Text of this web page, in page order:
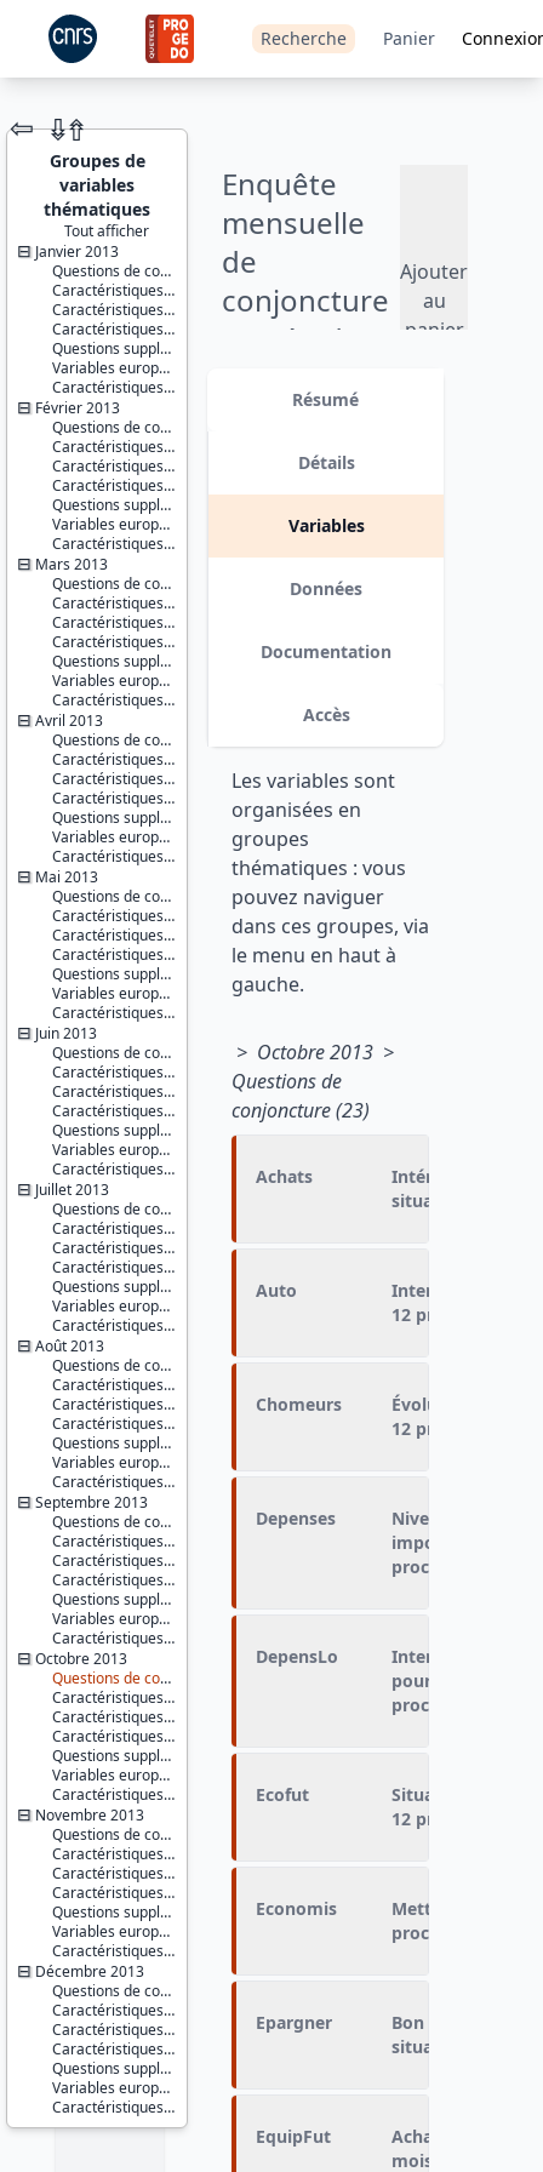
Recherche Panier
JEU DE
DONNÉES
Enquête
mensuelle
de
conjoncture
auprès des
Ajouter
au
panier
Version 2 : mise à jour des fichiers
de données pour les mois où la
plate-forme porte sur le logement
⇦ ⇮⇮
Groupes de
variables
thématiques
Tout afficher
Janvier 2013
Questions de conjoncture
Caractéristiques du répondant
Caractéristiques du conjoint
Caractéristiques du ménage
Questions supplémentaires
Variables européennes
Caractéristiques d'enquête
Février 2013
Questions de conjoncture
Caractéristiques du répondant
Caractéristiques du conjoint
Caractéristiques du ménage
Questions supplémentaires
Variables européennes
Caractéristiques d'enquête
Mars 2013
Questions de conjoncture
Caractéristiques du répondant
Caractéristiques du conjoint
Caractéristiques du ménage
Questions supplémentaires
Variables européennes
Caractéristiques d'enquête
Avril 2013
Questions de conjoncture
Caractéristiques du répondant
Caractéristiques du conjoint
Caractéristiques du ménage
Questions supplémentaires : difficultés de paiement concernant le logement
Variables européennes
Caractéristiques d'enquête
Mai 2013
Questions de conjoncture
Caractéristiques du répondant
Caractéristiques du conjoint
Caractéristiques du ménage
Questions supplémentaires
Variables européennes
Caractéristiques d'enquête
Juin 2013
Questions de conjoncture
Caractéristiques du répondant
Caractéristiques du conjoint
Caractéristiques du ménage
Questions supplémentaires
Variables européennes
Caractéristiques d'enquête
Juillet 2013
Questions de conjoncture
Caractéristiques du répondant
Caractéristiques du conjoint
Caractéristiques du ménage
Questions supplémentaires
Variables européennes
Caractéristiques d'enquête
Août 2013
Questions de conjoncture
Caractéristiques du répondant
Caractéristiques du conjoint
Caractéristiques du ménage
Questions supplémentaires
Variables européennes
Caractéristiques d'enquête
Septembre 2013
Questions de conjoncture
Caractéristiques du répondant
Caractéristiques du conjoint
Caractéristiques du ménage
Questions supplémentaires
Variables européennes
Caractéristiques d'enquête
Octobre 2013
Questions de conjoncture
Caractéristiques du répondant
Caractéristiques du conjoint
Caractéristiques du ménage
Questions supplémentaires : difficultés de paiement concernant le logement
Variables européennes
Caractéristiques d'enquête
Novembre 2013
Questions de conjoncture
Caractéristiques du répondant
Caractéristiques du conjoint
Caractéristiques du ménage
Questions supplémentaires : opinions et pratiques environnementales
Variables européennes
Caractéristiques d'enquête
Décembre 2013
Questions de conjoncture
Caractéristiques du répondant
Caractéristiques du conjoint
Caractéristiques du ménage
Questions supplémentaires
Variables européennes
Caractéristiques d'enquête
Identifiants :
lil-0885
doi:10.13144/lil-
0885
Thèmes :
Conditions
de vie et
société
Opinions
Série :
Enquêtes
de
conjoncture
auprès
des
ménages
Couverture
géographique :
France
métropolitaine
Producteur :
INSEE
Diffuseur :
Progedo-
Adisp
Résumé
Détails
Variables
Données
Documentation
Accès
Les variables sont
organisées en
groupes
thématiques : vous
pouvez naviguer
dans ces groupes, via
le menu en haut à
gauche.
> Octobre 2013 >
Questions de
conjoncture (23)
Achats
Intérêt à faire
situation
Auto
Intention
12 prochains mois
Chomeurs
Évolution du
12 prochains mois
Depenses
Niveau de
importants entre
prochains mois
DepensLo
Intention
pour améliorer
prochains mois
Ecofut
Situation
12 prochains mois
Economis
Mettre de
prochains mois
Epargner
Bon moment
situation
EquipFut
Achats
mois